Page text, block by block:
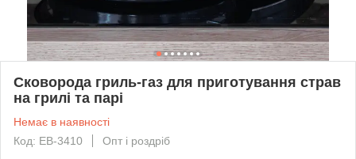
Сковорода гриль-газ для приготування страв
на грилі та парі
Немає в наявності
Код: EB-3410
Опт і роздріб